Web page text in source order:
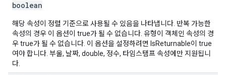
boolean
해당 속성이 정렬 기준으로 사용될 수 있음을 나타냅니다. 반복 가능한
속성의 경우 이 옵션이 true가 될 수 없습니다. 유형이 객체인 속성의 경
우 true가 될 수 없습니다. 이 옵션을 설정하려면 IsReturnable이 true
여야 합니다. 부울, 날짜, double, 정수, 타임스탬프 속성에만 지원됩니
다.